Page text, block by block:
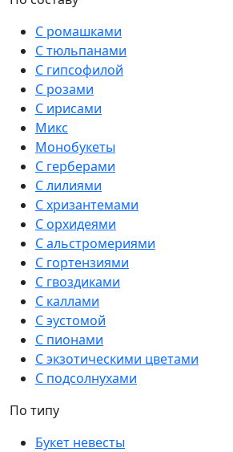
С ромашками
С тюльпанами
С гипсофилой
С розами
С ирисами
Микс
Монобукеты
С герберами
С лилиями
С хризантемами
С орхидеями
С альстромериями
С гортензиями
С гвоздиками
С каллами
С эустомой
С пионами
С экзотическими цветами
С подсолнухами
По типу
Букет невесты